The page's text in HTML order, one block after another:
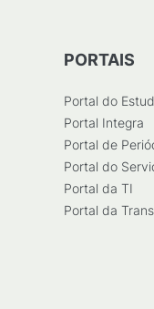
PORTAIS
Portal do
Portal Integra
Portal de
Portal do
Portal da TI
Portal da